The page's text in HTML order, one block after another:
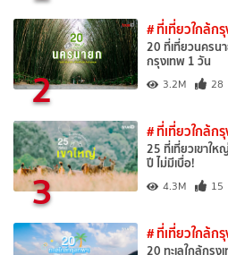
2
# ที่เที่ยวใกล้ก
20 ที่เที่ยวนครน
กรุงเทพ 1 วัน
3.2M 28
3
# ที่เที่ยวใกล้ก
25 ที่เที่ยวเขาใ
ปี ไม่มีเบื่อ!
4.3M 15
# ที่เที่ยวใกล้ก
20 ทะเลใกล้กรุง